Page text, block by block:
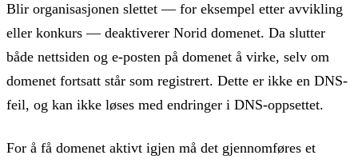
Blir organisasjonen slettet — for eksempel etter avvikling
eller konkurs — deaktiverer Norid domenet. Da slutter
både nettsiden og e-posten på domenet å virke, selv om
domenet fortsatt står som registrert. Dette er ikke en DNS-
feil, og kan ikke løses med endringer i DNS-oppsettet.
For å få domenet aktivt igjen må det gjennomføres et